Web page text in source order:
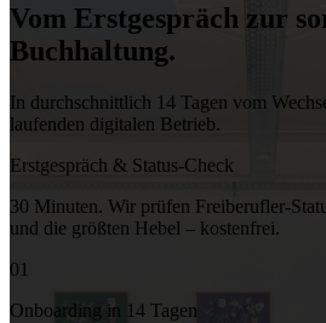
Vom Erstgespräch zur
Buchhaltung.
In durchschnittlich 14 Tagen vom
laufenden digitalen Betrieb.
Erstgespräch & Status-Check
30 Minuten. Wir prüfen Freiberufler-
und die größten Hebel – kostenfrei.
01
Onboarding in 14 Tagen